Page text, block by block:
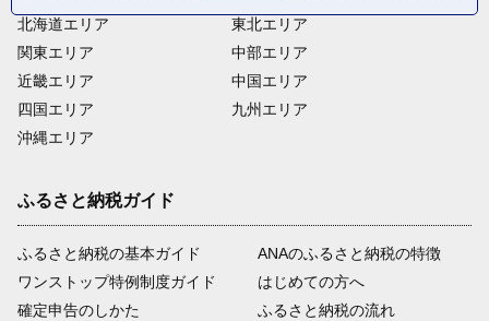
北海道エリア
関東エリア
近畿エリア
四国エリア
沖縄エリア
東北エリア
中部エリア
中国エリア
九州エリア
ふるさと納税ガイド
ふるさと納税の基本ガイド
ワンストップ特例制度ガイド
確定申告のしかた
ANAのふるさと納税の特徴
はじめての方へ
ふるさと納税の流れ